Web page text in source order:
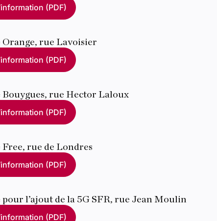
(PDF)
rue Lavoisier
(PDF)
rue Hector Laloux
(PDF)
rue de Londres
(PDF)
l’ajout de la 5G SFR, rue Jean Moulin
(PDF)